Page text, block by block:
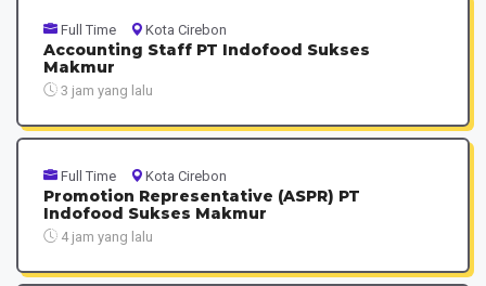
Full Time Kota Cirebon
Accounting Staff PT Indofood Sukses
Makmur
3 jam yang lalu
Full Time Kota Cirebon
Promotion Representative (ASPR) PT
Indofood Sukses Makmur
4 jam yang lalu